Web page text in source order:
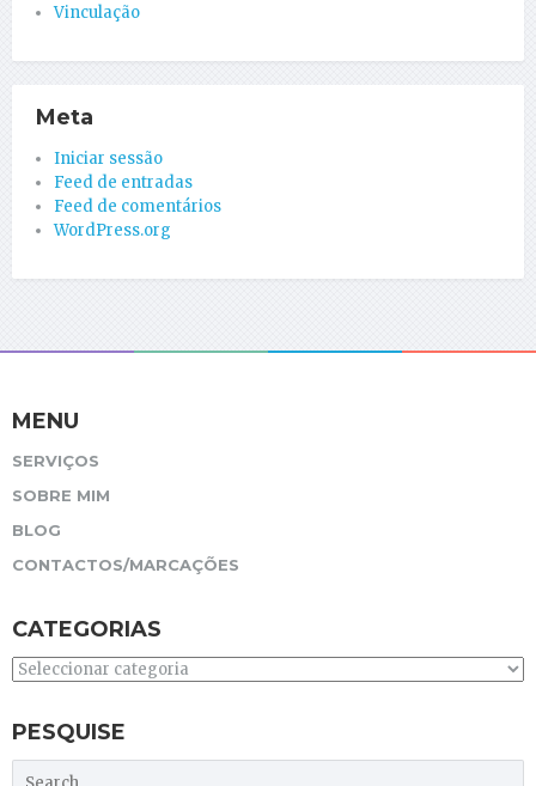
Vinculação
Meta
Iniciar sessão
Feed de entradas
Feed de comentários
WordPress.org
MENU
SERVIÇOS
SOBRE MIM
BLOG
CONTACTOS/MARCAÇÕES
CATEGORIAS
Categorias
PESQUISE